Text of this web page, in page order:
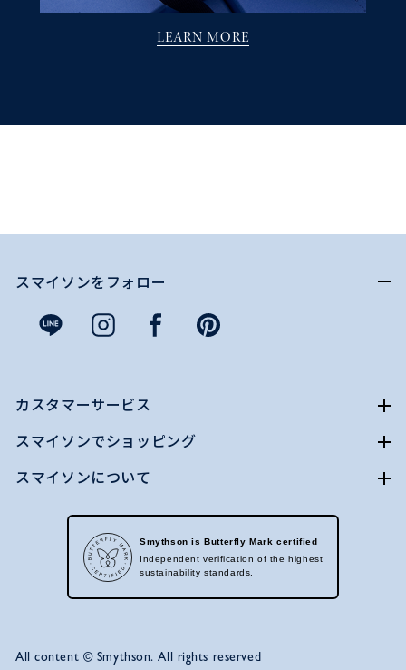
LEARN MORE
スマイソンをフォロー
カスタマーサービス
スマイソンでショッピング
スマイソンについて
Smythson is Butterfly Mark certified
Independent verification of the highest
sustainability standards.
All content © Smythson. All rights reserved